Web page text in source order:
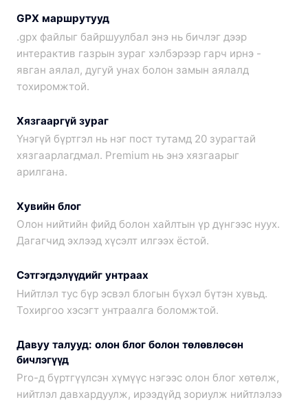
GPX маршрутууд
.gpx файлыг байршуулбал энэ нь бичлэг дээр
интерактив газрын зураг хэлбэрээр гарч ирнэ -
явган аялал, дугуй унах болон замын аялалд
тохиромжтой.
Хязгааргүй зураг
Үнэгүй бүртгэл нь нэг пост тутамд 20 зурагтай
хязгаарлагдмал. Premium нь энэ хязгаарыг
арилгана.
Хувийн блог
Олон нийтийн фийд болон хайлтын үр дүнгээс нуух.
Дагагчид эхлээд хүсэлт илгээх ёстой.
Сэтгэгдэлүүдийг унтраах
Нийтлэл тус бүр эсвэл блогын бүхэл бүтэн хувьд.
Тохиргоо хэсэгт унтраалга боломжтой.
Давуу талууд: олон блог болон төлөвлөсөн
бичлэгүүд
Pro-д бүртгүүлсэн хүмүүс нэгээс олон блог хөтөлж,
нийтлэл давхардуулж, ирээдүйд зориулж нийтлэлээ